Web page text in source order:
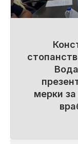
мерки